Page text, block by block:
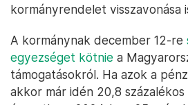
kormányrendelet visszavonása
A kormánynak december 12-re
egyezséget kötnie a
támogatásokról. Ha azok a
akkor már idén 20,8